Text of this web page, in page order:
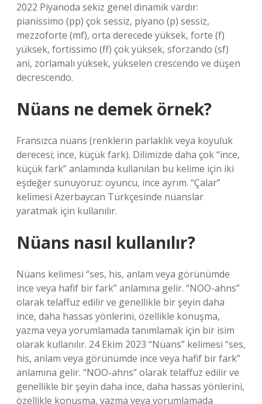
2022 Piyanoda sekiz genel dinamik vardır:
pianissimo (pp) çok sessiz, piyano (p) sessiz,
mezzoforte (mf), orta derecede yüksek, forte (f)
yüksek, fortissimo (ff) çok yüksek, sforzando (sf)
ani, zorlamalı yüksek, yükselen crescendo ve düşen
decrescendo.
Nüans ne demek örnek?
Fransızca nüans (renklerin parlaklık veya koyuluk
derecesi; ince, küçük fark). Dilimizde daha çok “ince,
küçük fark” anlamında kullanılan bu kelime için iki
eşdeğer sunuyoruz: oyuncu, ince ayrım. “Çalar”
kelimesi Azerbaycan Türkçesinde nüanslar
yaratmak için kullanılır.
Nüans nasıl kullanılır?
Nüans kelimesi “ses, his, anlam veya görünümde
ince veya hafif bir fark” anlamına gelir. “NOO-ahns”
olarak telaffuz edilir ve genellikle bir şeyin daha
ince, daha hassas yönlerini, özellikle konuşma,
yazma veya yorumlamada tanımlamak için bir isim
olarak kullanılır. 24 Ekim 2023 “Nüans” kelimesi “ses,
his, anlam veya görünümde ince veya hafif bir fark”
anlamına gelir. “NOO-ahns” olarak telaffuz edilir ve
genellikle bir şeyin daha ince, daha hassas yönlerini,
özellikle konuşma, yazma veya yorumlamada